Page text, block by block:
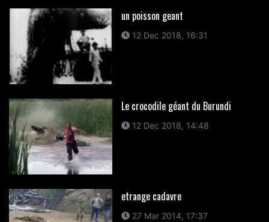
un poisson geant
12 Dec 2018, 16:31
Le crocodile géant du Burundi
12 Dec 2018, 14:48
etrange cadavre
27 Mar 2014, 17:37